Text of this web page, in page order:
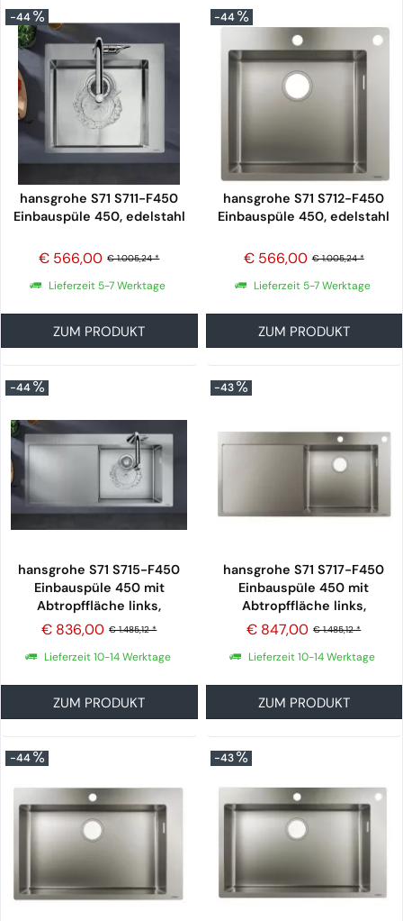
-44
hansgrohe S71 S711-F450
Einbauspüle 450, edelstahl
€ 1.005,24 *
€ 566,00
Lieferzeit 5-7 Werktage
ZUM PRODUKT
-44
hansgrohe S71 S712-F450
Einbauspüle 450, edelstahl
€ 1.005,24 *
€ 566,00
Lieferzeit 5-7 Werktage
ZUM PRODUKT
-44
hansgrohe S71 S715-F450
Einbauspüle 450 mit
Abtropffläche links,
edelstahl€ 1.485,12 *
€ 836,00
Lieferzeit 10-14 Werktage
ZUM PRODUKT
-43
hansgrohe S71 S717-F450
Einbauspüle 450 mit
Abtropffläche links,
edelstahl€ 1.485,12 *
€ 847,00
Lieferzeit 10-14 Werktage
ZUM PRODUKT
-44 -43